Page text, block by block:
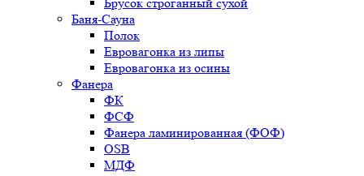
Баня-Сауна
Полок
Евровагонка из липы
Евровагонка из осины
Фанера
ФК
ФСФ
Фанера ламинированная (ФОФ)
OSB
МДФ